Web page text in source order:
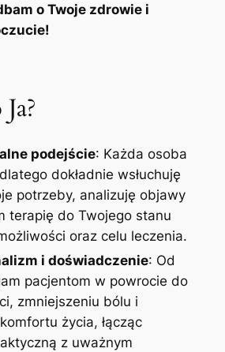
o Twoje zdrowie i
podejście: Każda osoba
dokładnie wsłuchuję
potrzeby, analizuję objawy
terapię do Twojego stanu
oraz celu leczenia.
i doświadczenie: Od
pacjentom w powrocie do
zmniejszeniu bólu i
życia, łącząc
z uważnym